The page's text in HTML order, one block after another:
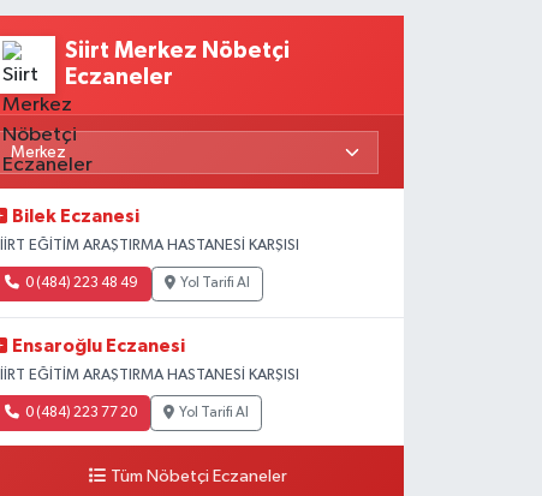
Siirt Merkez Nöbetçi
Eczaneler
Bilek Eczanesi
EĞİTİM ARAŞTIRMA HASTANESİ KARŞISI
0 (484) 223 48 49 Yol Tarifi Al
Ensaroğlu Eczanesi
EĞİTİM ARAŞTIRMA HASTANESİ KARŞISI
0 (484) 223 77 20 Yol Tarifi Al
Tüm Nöbetçi Eczaneler